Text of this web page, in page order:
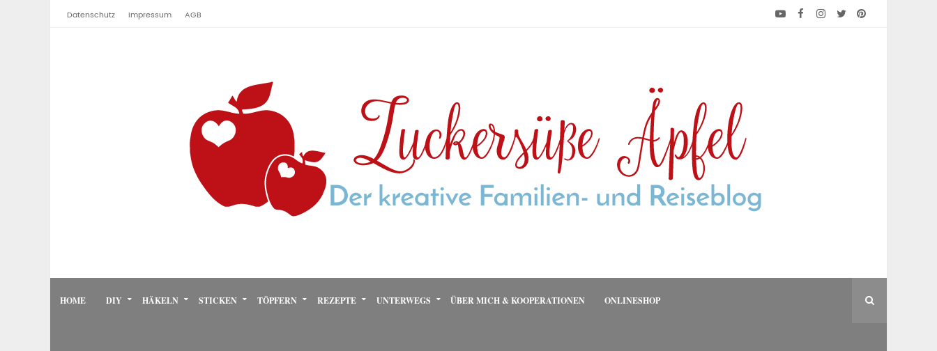
Datenschutz Impressum AGB
HOME DIY HÄKELN STICKEN TÖPFERN REZEPTE UNTERWEGS ÜBER MICH & KOOPERATIONEN ONLINESHOP